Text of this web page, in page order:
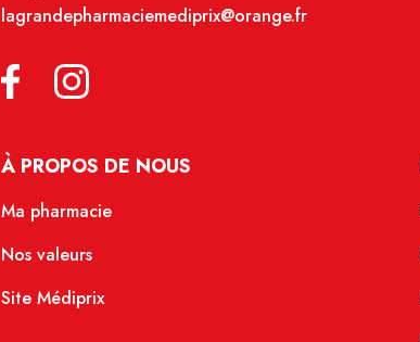
lagrandepharmaciemediprix@orange.fr
À PROPOS DE NOUS
Ma pharmacie
Nos valeurs
Site Médiprix